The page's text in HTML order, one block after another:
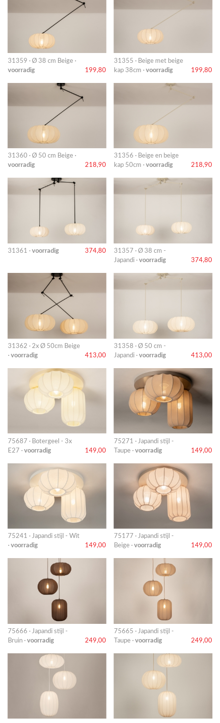
31359 · Ø 38 cm Beige ·
voorradig
199,80
31355 · Beige met beige
kap 38cm · voorradig 199,80
31360 · Ø 50 cm Beige ·
voorradig
218,90
31356 · Beige en beige
kap 50cm · voorradig 218,90
31361 · voorradig 374,80
31357 · Ø 38 cm -
Japandi · voorradig 374,80
31362 · 2x Ø 50cm Beige
· voorradig 413,00
31358 · Ø 50 cm -
Japandi · voorradig 413,00
75687 · Botergeel - 3x
E27 · voorradig 149,00
75271 · Japandi stijl -
Taupe · voorradig 149,00
75241 · Japandi stijl - Wit
· voorradig 149,00
75177 · Japandi stijl -
Beige · voorradig 149,00
75666 · Japandi stijl -
Bruin · voorradig 249,00
75665 · Japandi stijl -
Taupe · voorradig 249,00